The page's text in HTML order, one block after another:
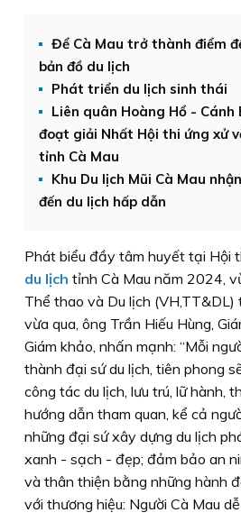
Để Cà Mau trở thành điểm
bản đồ du lịch
Phát triển du lịch sinh thái
Liên quân Hoàng Hổ - Cánh
đoạt giải Nhất Hội thi ứng xử
tỉnh Cà Mau
Khu Du lịch Mũi Cà Mau
đến du lịch hấp dẫn
Phát biểu đầy tâm huyết tại Hội
du lịch tỉnh Cà Mau năm 2024,
Thể thao và Du lịch
vừa qua, ông Trần Hiếu Hùng,
Giám khảo, nhấn mạnh: “Mỗi
thành đại sứ du lịch, tiên phong
công tác du lịch, lưu trú, lữ hành,
hướng dẫn tham quan, kể cả
những đại sứ xây dựng du lịch
xanh - sạch - đẹp; đảm bảo an
và thân thiện bằng những hành
với thương hiệu: Người Cà Mau